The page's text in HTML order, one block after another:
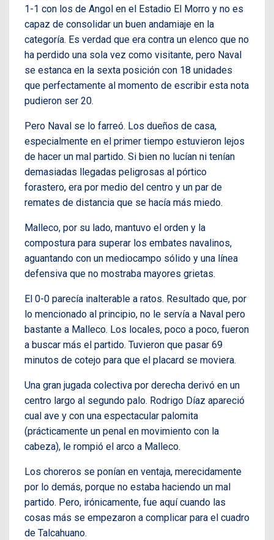
1-1 con los de Angol en el Estadio El Morro y no es
capaz de consolidar un buen andamiaje en la
categoría. Es verdad que era contra un elenco que no
ha perdido una sola vez como visitante, pero Naval
se estanca en la sexta posición con 18 unidades
que perfectamente al momento de escribir esta nota
pudieron ser 20.
Pero Naval se lo farreó. Los dueños de casa,
especialmente en el primer tiempo estuvieron lejos
de hacer un mal partido. Si bien no lucían ni tenían
demasiadas llegadas peligrosas al pórtico
forastero, era por medio del centro y un par de
remates de distancia que se hacía más miedo.
Malleco, por su lado, mantuvo el orden y la
compostura para superar los embates navalinos,
aguantando con un mediocampo sólido y una línea
defensiva que no mostraba mayores grietas.
El 0-0 parecía inalterable a ratos. Resultado que, por
lo mencionado al principio, no le servía a Naval pero
bastante a Malleco. Los locales, poco a poco, fueron
a buscar más el partido. Tuvieron que pasar 69
minutos de cotejo para que el placard se moviera.
Una gran jugada colectiva por derecha derivó en un
centro largo al segundo palo. Rodrigo Díaz apareció
cual ave y con una espectacular palomita
(prácticamente un penal en movimiento con la
cabeza), le rompió el arco a Malleco.
Los choreros se ponían en ventaja, merecidamente
por lo demás, porque no estaba haciendo un mal
partido. Pero, irónicamente, fue aquí cuando las
cosas más se empezaron a complicar para el cuadro
de Talcahuano.